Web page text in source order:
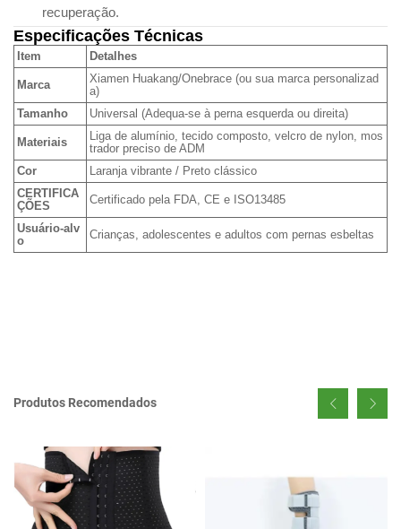
recuperação.
Especificações Técnicas
Item Detalhes
Marca
Xiamen Huakang/Onebrace (ou sua marca personalizad
a)
Tamanho
Universal (Adequa-se à perna esquerda ou direita)
Materiais
Liga de alumínio, tecido composto, velcro de nylon, mos
trador preciso de ADM
Cor
Laranja vibrante / Preto clássico
CERTIFICA
ÇÕES
Certificado pela FDA, CE e ISO13485
Usuário-alv
o
Crianças, adolescentes e adultos com pernas esbeltas
Produtos Recomendados